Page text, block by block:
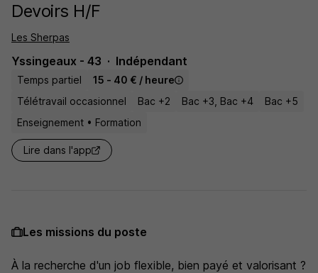
Devoirs H/F
Les Sherpas
Yssingeaux - 43 Indépendant
Temps partiel
15 - 40 € / heure
Télétravail occasionnel
Bac +2 Bac +3, Bac +4
Bac +5
Enseignement • Formation
Lire dans l'app
Les missions du poste
À la recherche d'un job flexible, bien payé et valorisant ?